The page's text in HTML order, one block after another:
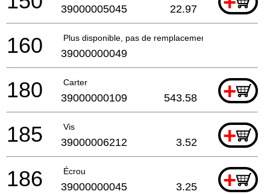
39000005045 22.97
Plus disponible, pas de remplacement
160 39000000049
Carter +
180 39000000109 543.58
Vis +
185 39000006212 3.52
Écrou +
186 39000000045 3.25